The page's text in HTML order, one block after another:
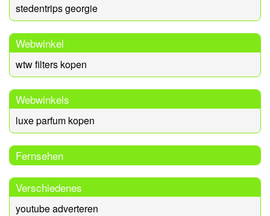
stedentrips georgie
Webwinkel
wtw filters kopen
Webwinkels
luxe parfum kopen
Fernsehen
Verschiedenes
youtube adverteren